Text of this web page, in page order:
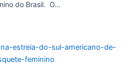
do Brasil. O...